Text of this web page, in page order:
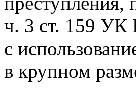
ч. 3 ст. 159 УК
с
в крупном